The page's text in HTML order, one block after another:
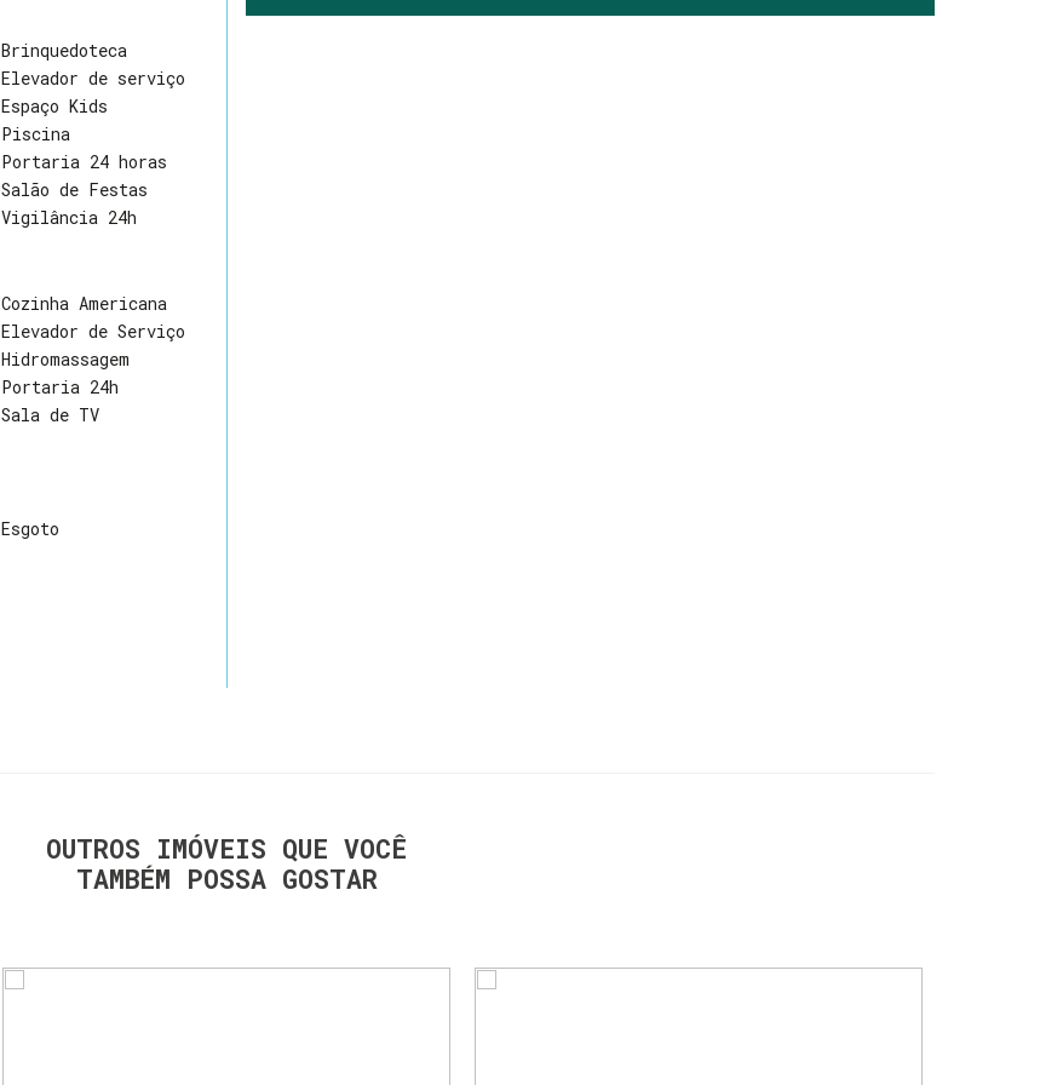
Brinquedoteca
Elevador de serviço
Espaço Kids
Piscina
Portaria 24 horas
Salão de Festas
Vigilância 24h
Cozinha Americana
Elevador de Serviço
Hidromassagem
Portaria 24h
Sala de TV
Esgoto
OUTROS IMÓVEIS QUE VOCÊ
TAMBÉM POSSA GOSTAR